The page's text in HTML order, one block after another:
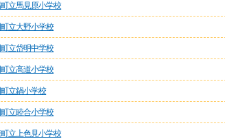
立馬見原小学校
立大野小学校
立岱明中学校
立高道小学校
立鍋小学校
立睦合小学校
立上色見小学校